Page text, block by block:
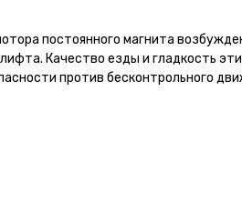
постоянного магнита
Качество езды и гладкость
против бесконтрольного